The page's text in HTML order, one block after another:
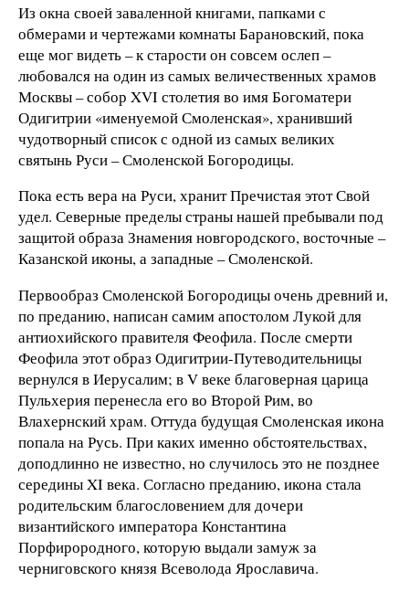
Из окна своей заваленной книгами, папками с
обмерами и чертежами комнаты Барановский, пока
еще мог видеть – к старости он совсем ослеп –
любовался на один из самых величественных храмов
Москвы – собор XVI столетия во имя Богоматери
Одигитрии «именуемой Смоленская», хранивший
чудотворный список с одной из самых великих
святынь Руси – Смоленской Богородицы.
Пока есть вера на Руси, хранит Пречистая этот Свой
удел. Северные пределы страны нашей пребывали под
защитой образа Знамения новгородского, восточные –
Казанской иконы, а западные – Смоленской.
Первообраз Смоленской Богородицы очень древний и,
по преданию, написан самим апостолом Лукой для
антиохийского правителя Феофила. После смерти
Феофила этот образ Одигитрии-Путеводительницы
вернулся в Иерусалим; в V веке благоверная царица
Пульхерия перенесла его во Второй Рим, во
Влахернский храм. Оттуда будущая Смоленская икона
попала на Русь. При каких именно обстоятельствах,
доподлинно не известно, но случилось это не позднее
середины XI века. Согласно преданию, икона стала
родительским благословением для дочери
византийского императора Константина
Порфирородного, которую выдали замуж за
черниговского князя Всеволода Ярославича.